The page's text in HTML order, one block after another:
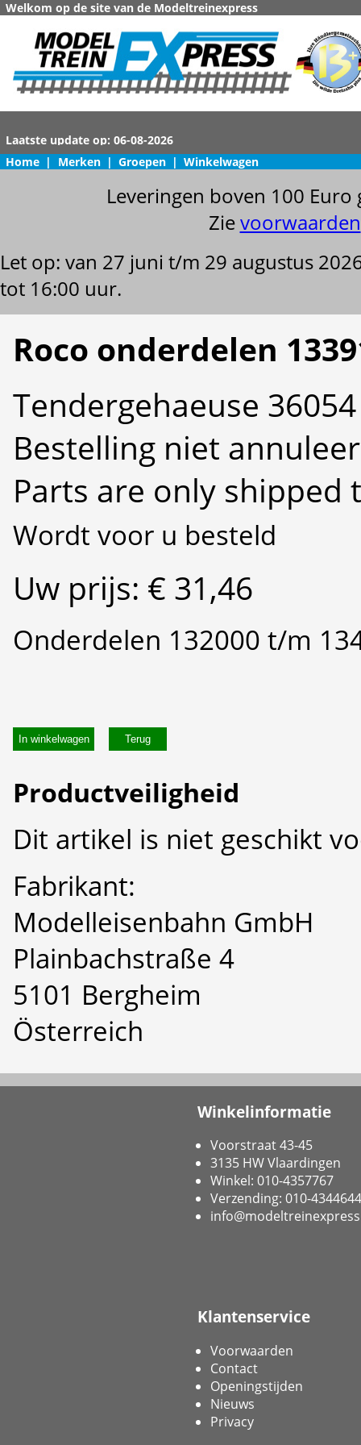
Welkom op de site van de Modeltreinexpress
Home | Merken | Groepen | Winkelwagen
Leveringen boven 100
Zievoorwaarden
Let op: van 27 juni t/m 29 augustus
tot 16:00 uur.
Roco onderdelen
Tendergehaeuse
Bestelling niet
Parts are only shipped
Wordt voor u besteld
Uw prijs: € 31,46
Onderdelen 132000 t/m
In winkelwagen
Productveiligheid
Dit artikel is niet geschikt
Fabrikant:
Modelleisenbahn GmbH
Plainbachstraße 4
5101 Bergheim
Österreich
Winkelinformatie
Voorstraat 43-45
3135 HW Vlaardingen
Winkel: 010-4357767
Verzending: 010-4344644
Klantenservice
Voorwaarden
Contact
Openingstijden
Nieuws
Privacy